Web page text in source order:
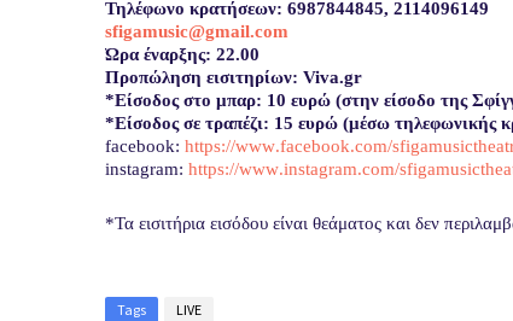
Τηλέφωνο κρατήσεων: 6987844845, 2114096149
sfigamusic@gmail.com
Ώρα έναρξης: 22.00
Προπώληση εισιτηρίων: Viva.gr
*Είσοδος στο μπαρ: 10 ευρώ (στην είσοδο της
*Είσοδος σε τραπέζι: 15 ευρώ (μέσω τηλεφωνικής
facebook: https://www.facebook.com/
instagram: https://www.instagram.com/
*Τα εισιτήρια εισόδου είναι θεάματος και δεν
Tags LIVE